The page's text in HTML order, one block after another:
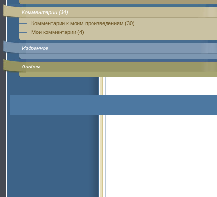
Комментарии (34)
Комментарии к моим произведениям (30)
Мои комментарии (4)
Избранное
Альбом